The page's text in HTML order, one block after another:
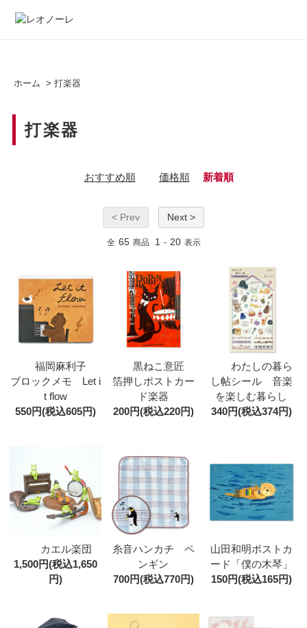
ホーム > 打楽器
打楽器
おすすめ順 価格順 新着順
< Prev Next >
全 65 商品 1 - 20 表示
福岡麻利子
ブロックメモ Let i
t flow
550円(税込605円)
黒ねこ意匠
箔押しポストカー
ド楽器
200円(税込220円)
わたしの暮ら
し帖シール 音楽
を楽しむ暮らし
340円(税込374円)
カエル楽団
1,500円(税込1,650
円)
糸音ハンカチ ペ
ンギン
700円(税込770円)
山田和明ポストカ
ード「僕の木琴」
150円(税込165円)